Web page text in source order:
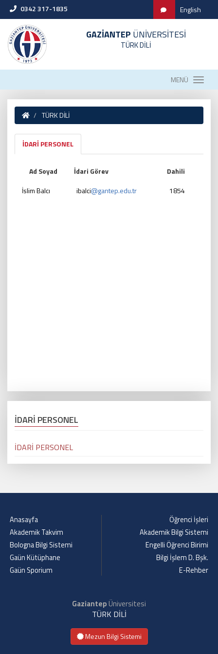
0342 317-1835 English
GAZİANTEP ÜNİVERSİTESİ
TÜRK DİLİ
MENÜ
TÜRK DİLİ
İDARİ PERSONEL
Ad Soyad İdari Görev
Dahili
İslim Balcı
ibalci@gantep.edu.tr 1854
İDARİ PERSONEL
İDARİ PERSONEL
Anasayfa
Akademik Takvim
Bologna Bilgi Sistemi
Gaün Kütüphane
Gaün Sporium
Öğrenci İşleri
Akademik Bilgi Sistemi
Engelli Öğrenci Birimi
Bilgi İşlem D. Bşk.
E-Rehber
GaziantepÜniversitesi
TÜRK DİLİ
Mezun Bilgi Sistemi